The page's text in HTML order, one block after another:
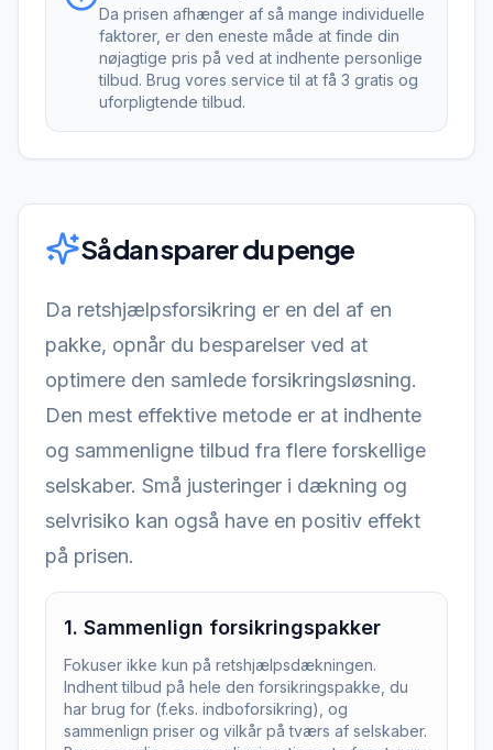
Da prisen afhænger af så mange individuelle
faktorer, er den eneste måde at finde din
nøjagtige pris på ved at indhente personlige
tilbud. Brug vores service til at få 3 gratis og
uforpligtende tilbud.
Sådan sparer du penge
Da retshjælpsforsikring er en del af en
pakke, opnår du besparelser ved at
optimere den samlede forsikringsløsning.
Den mest effektive metode er at indhente
og sammenligne tilbud fra flere forskellige
selskaber. Små justeringer i dækning og
selvrisiko kan også have en positiv effekt
på prisen.
1. Sammenlign forsikringspakker
Fokuser ikke kun på retshjælpsdækningen.
Indhent tilbud på hele den forsikringspakke, du
har brug for (f.eks. indboforsikring), og
sammenlign priser og vilkår på tværs af selskaber.